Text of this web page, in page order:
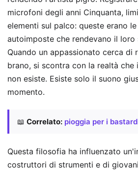
microfoni degli anni Cinquanta,
elementi sul palco: queste erano
autoimposte che rendevano il loro
Quando un appassionato cerca di
brano, si scontra con la realtà
non esiste. Esiste solo il suono
momento.
📖 Correlato: pioggia per i
Questa filosofia ha influenzato
costruttori di strumenti e di